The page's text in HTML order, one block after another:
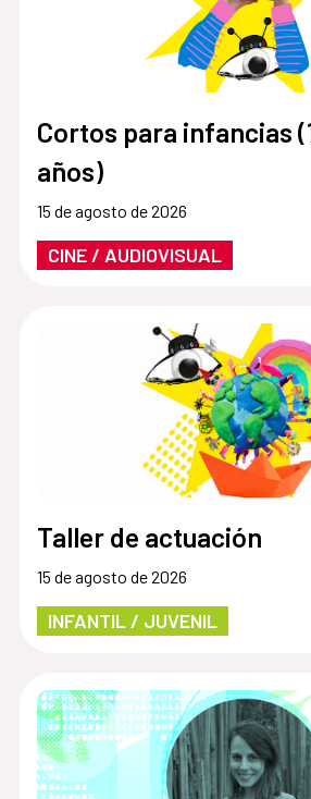
Cortos para infancias
años)
15 de agosto de 2026
CINE / AUDIOVISUAL
Taller de actuación
15 de agosto de 2026
INFANTIL / JUVENIL